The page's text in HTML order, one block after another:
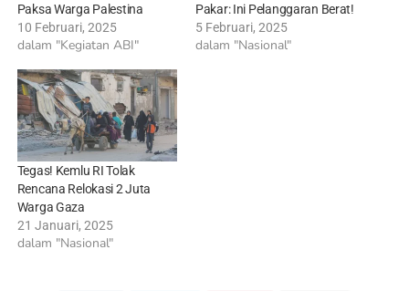
Paksa Warga Palestina
10 Februari, 2025
dalam "Kegiatan ABI"
Pakar: Ini Pelanggaran Berat!
5 Februari, 2025
dalam "Nasional"
Tegas! Kemlu RI Tolak
Rencana Relokasi 2 Juta
Warga Gaza
21 Januari, 2025
dalam "Nasional"